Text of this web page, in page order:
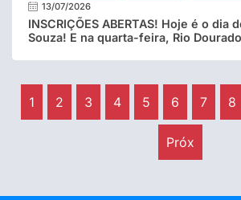
13/07/2026
INSCRIÇÕES ABERTAS! Hoje é o dia
Souza! E na quarta-feira, Rio
1 2 3 4 5 6 7 8
Próx